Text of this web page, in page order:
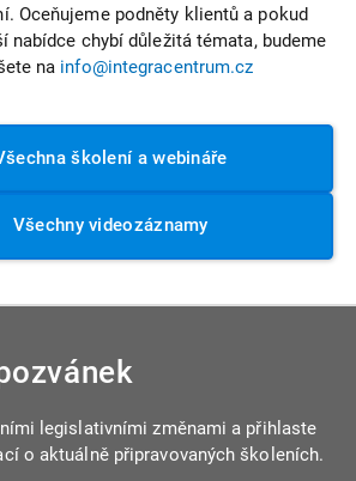
Oceňujeme podněty klientů a pokud
nabídce chybí důležitá témata, budeme
na info@integracentrum.cz
školení a webináře
Všechny videozáznamy
legislativními změnami a přihlaste
o aktuálně připravovaných školeních.